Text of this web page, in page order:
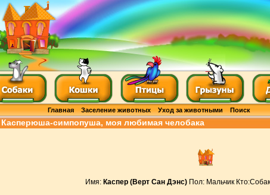
Главная Заселение животных Уход за животными Поиск
Касперюша-симпопуша, моя любимая челобака
Имя: Каспер (Верт Сан Дэнс) Пол: Мальчик